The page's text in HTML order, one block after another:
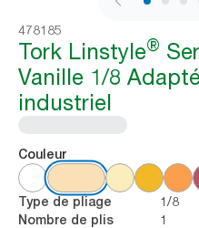
1 /
478185
Tork Linstyle®
Vanille 1/8
industriel
Couleur
Type de pliage 1/8
Nombre de plis 1